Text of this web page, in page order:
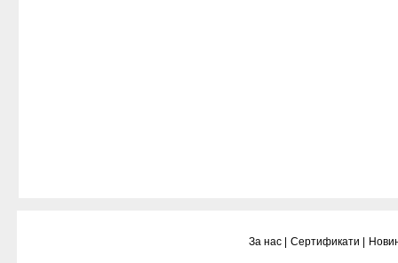
За нас | Сертификати |